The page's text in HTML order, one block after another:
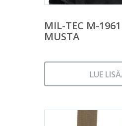
MIL-TEC M-
MUSTA
LUE